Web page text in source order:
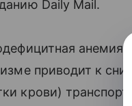
Daily Mail.
анемия
приводит к
крови)